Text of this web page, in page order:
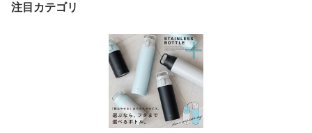
注目カテゴリ